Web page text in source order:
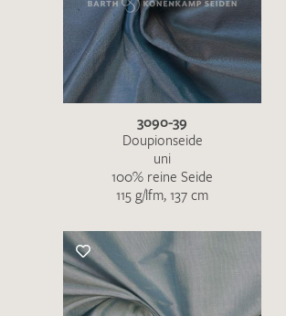
3090-39
Doupionseide
uni
100% reine Seide
115 g/lfm, 137 cm